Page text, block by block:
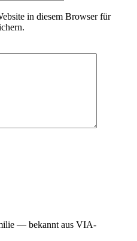
in diesem Browser für
— bekannt aus VIA-